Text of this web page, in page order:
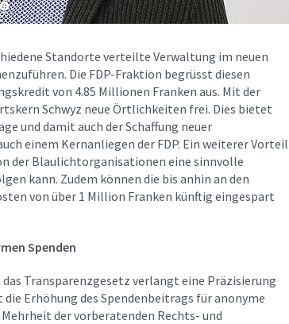
Standorte verteilte Verwaltung im neuen
Die FDP-Fraktion begrüsst diesen
von 4.85 Millionen Franken aus. Mit der
Schwyz neue Örtlichkeiten frei. Dies bietet
und damit auch der Schaffung neuer
einem Kernanliegen der FDP. Ein weiterer Vorteil
der Blaulichtorganisationen eine sinnvolle
kann. Zudem können die bis anhin an den
von über 1 Million Franken künftig eingespart
Spenden
Transparenzgesetz verlangt eine Präzisierung
Erhöhung des Spendenbeitrags für anonyme
der vorberatenden Rechts- und